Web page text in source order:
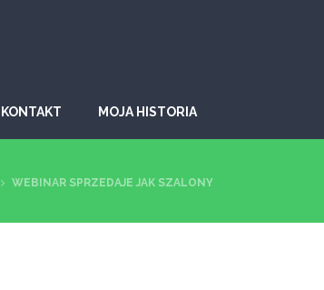
KONTAKT MOJA HISTORIA
WEBINAR SPRZEDAJE JAK SZALONY